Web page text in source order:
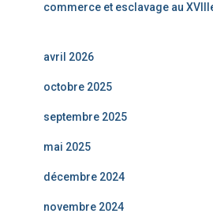
commerce et esclavage au
avril 2026
octobre 2025
septembre 2025
mai 2025
décembre 2024
novembre 2024